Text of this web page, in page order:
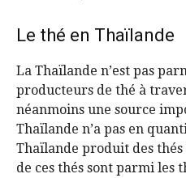
Le thé en Thaïlande
La Thaïlande n’est pas
producteurs de thé à
néanmoins une source
Thaïlande n’a pas en
Thaïlande produit des
de ces thés sont parmi les